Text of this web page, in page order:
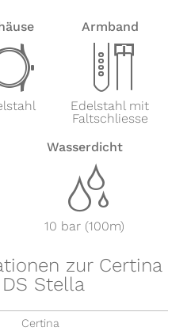
Armband
x
Edelstahl mit
Faltschliesse
Wasserdicht
z
10 bar (100m)
zur Certina
Stella
Certina